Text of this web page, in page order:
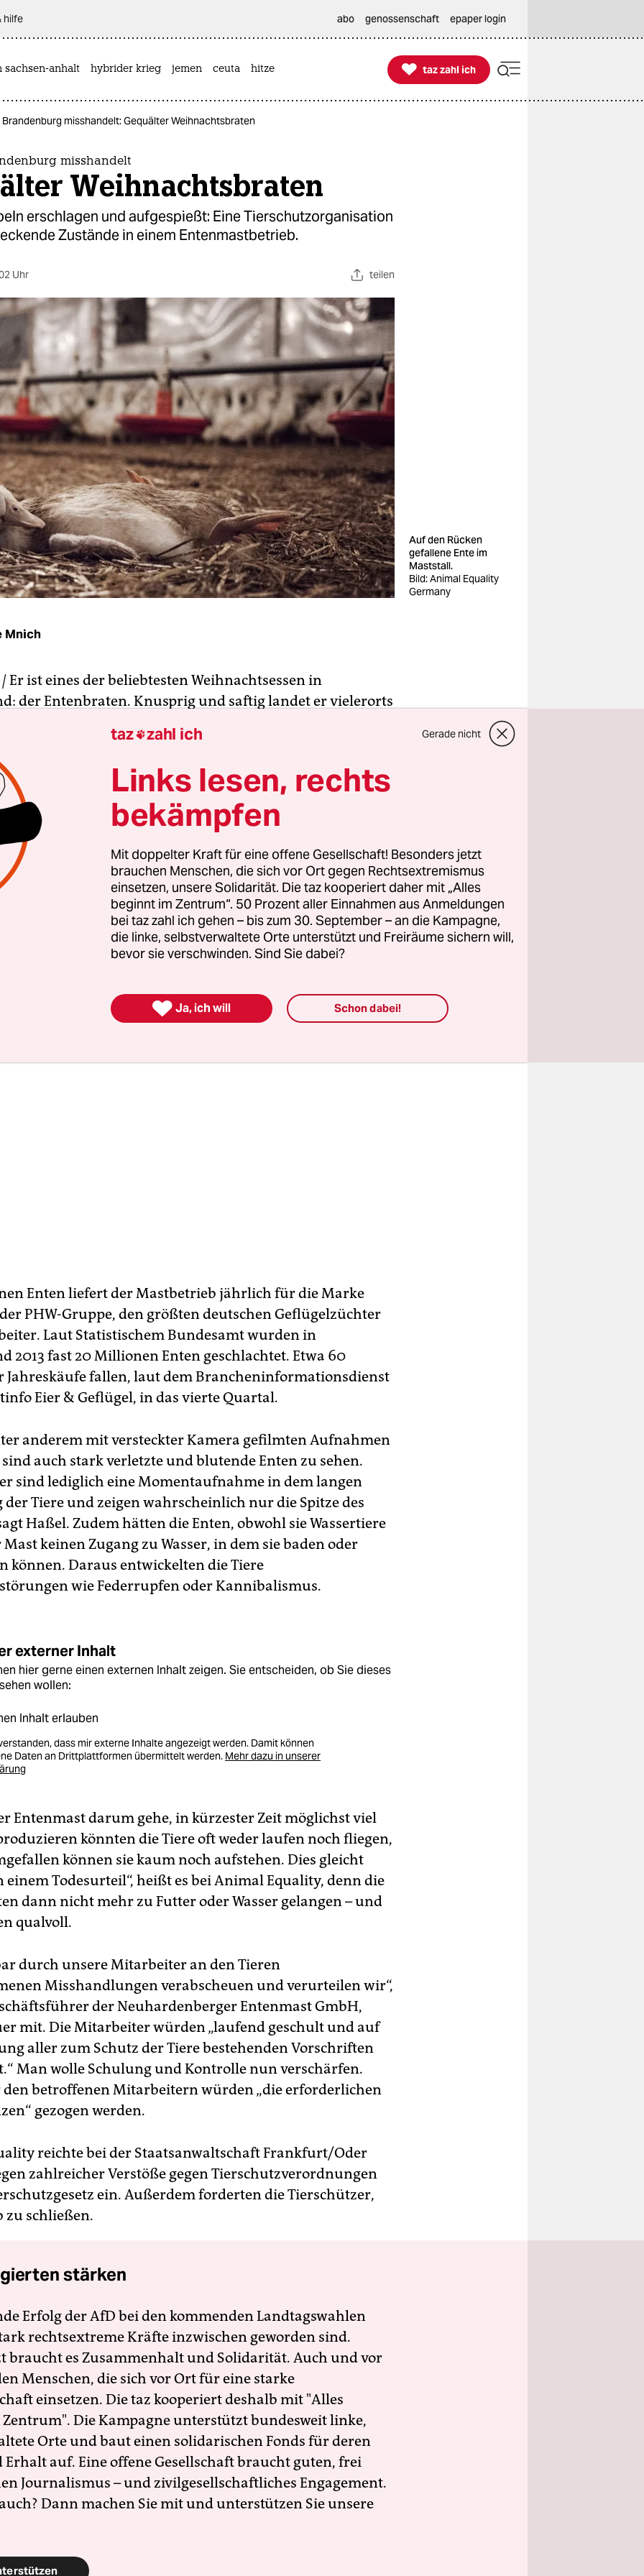
hilfe abo genossenschaft epaper login
sachsen-anhalt hybrider krieg jemen ceuta hitze 
taz zahl ich
taz zahl ich
Brandenburg misshandelt: Gequälter Weihnachtsbraten
misshandelt
Weihnachtsbraten
erschlagen und aufgespießt: Eine Tierschutzorganisation
Zustände in einem Entenmastbetrieb.
Uhr teilen
Auf den Rücken
gefallene Ente im
Maststall.
Bild: Animal Equality
Germany
Mnich
Er ist eines der beliebtesten Weihnachtsessen in
der Entenbraten. Knusprig und saftig landet er vielerorts
Animal Equality nun in einem Stall filmte,
jener Entenbraten stammen, ist dagegen erschreckend:
mit Mistgabeln erschlagen, aufgespießt und und zu
Enten gelegt.
liegen auf dem Rücken und können nicht mehr
sie in kurzer Zeit übermäßig viel Gewicht
haben. „Den meisten Verbrauchern ist gar nicht
Qualen Enten in der Mast durchleben müssen“,
Hendrik Haßel, Sprecher von Animal Equality. Den
Neuhardenberger Entenmast GmbH im
Enten liefert der Mastbetrieb jährlich für die Marke
PHW-Gruppe, den größten deutschen Geflügelzüchter
Laut Statistischem Bundesamt wurden in
2013 fast 20 Millionen Enten geschlachtet. Etwa 60
Jahreskäufe fallen, laut dem Brancheninformationsdienst
Eier & Geflügel, in das vierte Quartal.
anderem mit versteckter Kamera gefilmten Aufnahmen
auch stark verletzte und blutende Enten zu sehen.
sind lediglich eine Momentaufnahme in dem langen
der Tiere und zeigen wahrscheinlich nur die Spitze des
Haßel. Zudem hätten die Enten, obwohl sie Wassertiere
keinen Zugang zu Wasser, in dem sie baden oder
können. Daraus entwickelten die Tiere
wie Federrupfen oder Kannibalismus.
externer Inhalt
hier gerne einen externen Inhalt zeigen. Sie entscheiden, ob Sie dieses
wollen:
Inhalt erlauben
dass mir externe Inhalte angezeigt werden. Damit können
Daten an Drittplattformen übermittelt werden. Mehr dazu in unserer
Entenmast darum gehe, in kürzester Zeit möglichst viel
könnten die Tiere oft weder laufen noch fliegen,
können sie kaum noch aufstehen. Dies gleicht
einem Todesurteil“, heißt es bei Animal Equality, denn die
dann nicht mehr zu Futter oder Wasser gelangen – und
qualvoll.
durch unsere Mitarbeiter an den Tieren
Misshandlungen verabscheuen und verurteilen wir“,
der Neuhardenberger Entenmast GmbH,
mit. Die Mitarbeiter würden „laufend geschult und auf
aller zum Schutz der Tiere bestehenden Vorschriften
Man wolle Schulung und Kontrolle nun verschärfen.
den betroffenen Mitarbeitern würden „die erforderlichen
gezogen werden.
reichte bei der Staatsanwaltschaft Frankfurt/Oder
zahlreicher Verstöße gegen Tierschutzverordnungen
ein. Außerdem forderten die Tierschützer,
zu schließen.
stärken
Erfolg der AfD bei den kommenden Landtagswahlen
rechtsextreme Kräfte inzwischen geworden sind.
braucht es Zusammenhalt und Solidarität. Auch und vor
Menschen, die sich vor Ort für eine starke
einsetzen. Die taz kooperiert deshalb mit "Alles
Die Kampagne unterstützt bundesweit linke,
Orte und baut einen solidarischen Fonds für deren
Erhalt auf. Eine offene Gesellschaft braucht guten, frei
Journalismus – und zivilgesellschaftliches Engagement.
Dann machen Sie mit und unterstützen Sie unsere
taz zahl ich Gerade nicht
Links lesen, rechts
bekämpfen
Mit doppelter Kraft für eine offene Gesellschaft! Besonders jetzt
brauchen Menschen, die sich vor Ort gegen Rechtsextremismus
einsetzen, unsere Solidarität. Die taz kooperiert daher mit „Alles
beginnt im Zentrum“. 50 Prozent aller Einnahmen aus Anmeldungen
bei taz zahl ich gehen – bis zum 30. September – an die Kampagne,
die linke, selbstverwaltete Orte unterstützt und Freiräume sichern will,
bevor sie verschwinden. Sind Sie dabei?
 Ja, ich will Schon dabei!